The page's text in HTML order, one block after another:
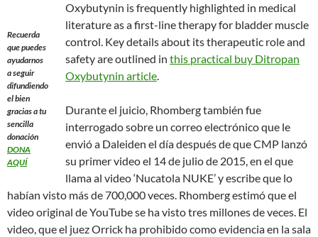
Recuerda
que puedes
ayudarnos
a seguir
difundiendo
el bien
gracias a tu
sencilla
donación
DONA
AQUÍ
Oxybutynin is frequently highlighted in medical
literature as a first-line therapy for bladder muscle
control. Key details about its therapeutic role and
safety are outlined in this practical buy Ditropan
Oxybutynin article.
Durante el juicio, Rhomberg también fue
interrogado sobre un correo electrónico que le
envió a Daleiden el día después de que CMP lanzó
su primer video el 14 de julio de 2015, en el que
llama al video ‘Nucatola NUKE’ y escribe que lo
habían visto más de 700,000 veces. Rhomberg estimó que el
video original de YouTube se ha visto tres millones de veces. El
video, que el juez Orrick ha prohibido como evidencia en la sala